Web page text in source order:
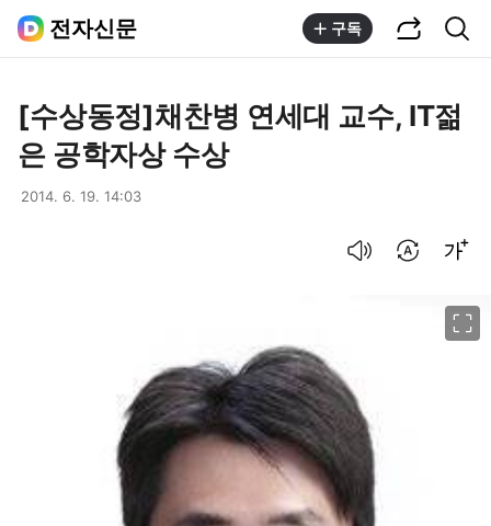
전자신문 구독
[수상동정]채찬병 연세대 교수, IT젊
은 공학자상 수상
2014. 6. 19. 14:03